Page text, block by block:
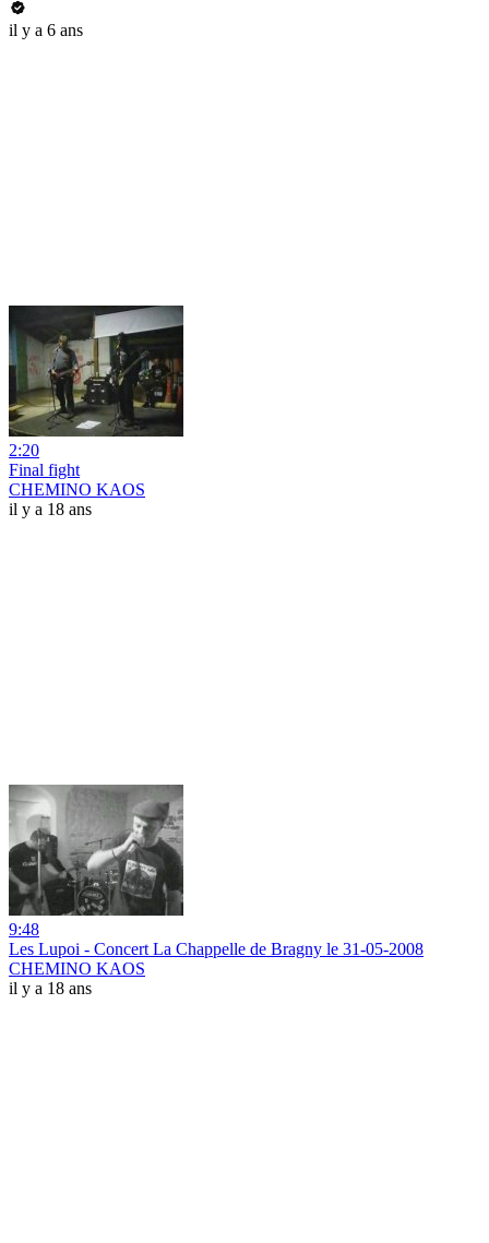
il y a 6 ans
2:20
Final fight
CHEMINO KAOS
il y a 18 ans
9:48
Les Lupoi - Concert La Chappelle de Bragny le 31-05-2008
CHEMINO KAOS
il y a 18 ans